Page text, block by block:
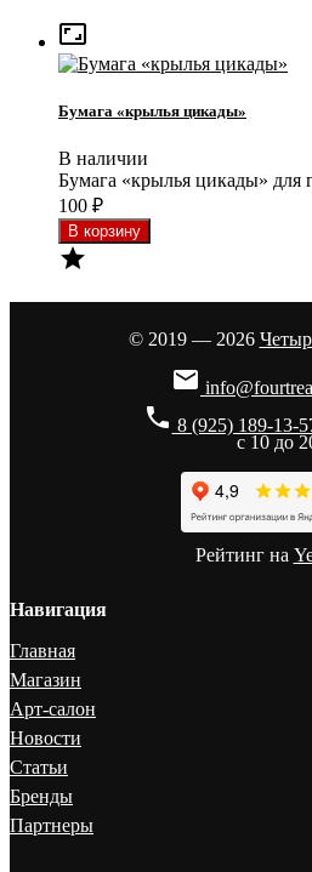

Бумага «крылья цикады»
В наличии
Бумага «крылья цикады» для
100 ₽

© 2019 — 2026

phone 8 (925) 189-13-
с 10 до
Рейтинг на
Навигация
Главная
Магазин
Арт-салон
Новости
Статьи
Бренды
Партнеры